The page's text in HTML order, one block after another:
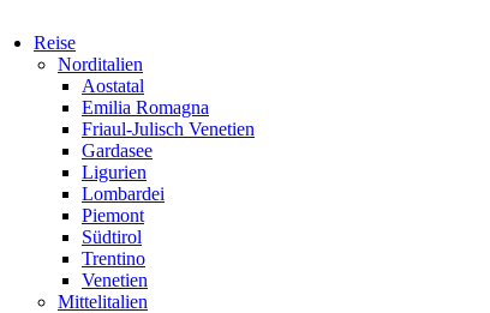
Reise
Norditalien
Aostatal
Emilia Romagna
Friaul-Julisch Venetien
Gardasee
Ligurien
Lombardei
Piemont
Südtirol
Trentino
Venetien
Mittelitalien